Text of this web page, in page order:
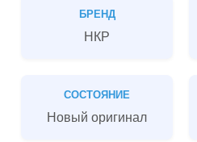
БРЕНД
НКР
СОСТОЯНИЕ
Новый оригинал